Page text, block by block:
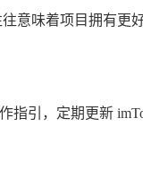
意味着项目拥有更
引，定期更新